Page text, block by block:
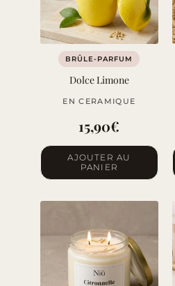
BRÛLE-PARFUM
Dolce Limone
EN CERAMIQUE
15,90€
AJOUTER AU
PANIER